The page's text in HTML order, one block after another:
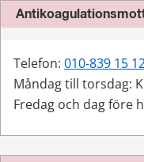
Telefon: 010-839 15
Måndag till torsdag:
Fredag och dag före